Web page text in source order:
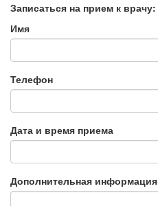
Записаться на прием к врачу:
Имя
Телефон
Дата и время приема
Дополнительная информация